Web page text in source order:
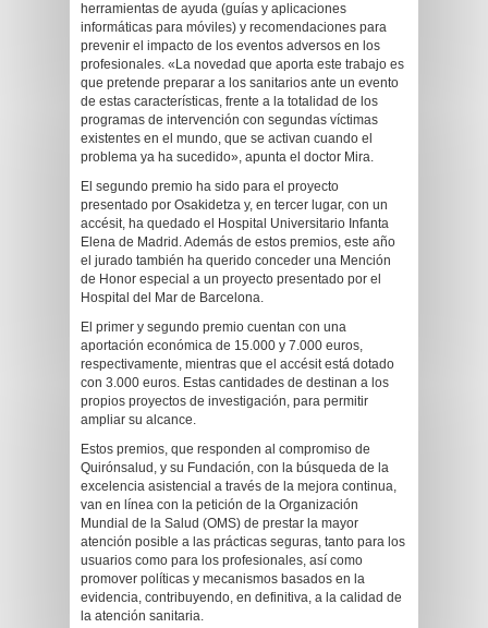
herramientas de ayuda (guías y aplicaciones
informáticas para móviles) y recomendaciones para
prevenir el impacto de los eventos adversos en los
profesionales. «La novedad que aporta este trabajo es
que pretende preparar a los sanitarios ante un evento
de estas características, frente a la totalidad de los
programas de intervención con segundas víctimas
existentes en el mundo, que se activan cuando el
problema ya ha sucedido», apunta el doctor Mira.
El segundo premio ha sido para el proyecto
presentado por Osakidetza y, en tercer lugar, con un
accésit, ha quedado el Hospital Universitario Infanta
Elena de Madrid. Además de estos premios, este año
el jurado también ha querido conceder una Mención
de Honor especial a un proyecto presentado por el
Hospital del Mar de Barcelona.
El primer y segundo premio cuentan con una
aportación económica de 15.000 y 7.000 euros,
respectivamente, mientras que el accésit está dotado
con 3.000 euros. Estas cantidades de destinan a los
propios proyectos de investigación, para permitir
ampliar su alcance.
Estos premios, que responden al compromiso de
Quirónsalud, y su Fundación, con la búsqueda de la
excelencia asistencial a través de la mejora continua,
van en línea con la petición de la Organización
Mundial de la Salud (OMS) de prestar la mayor
atención posible a las prácticas seguras, tanto para los
usuarios como para los profesionales, así como
promover políticas y mecanismos basados en la
evidencia, contribuyendo, en definitiva, a la calidad de
la atención sanitaria.